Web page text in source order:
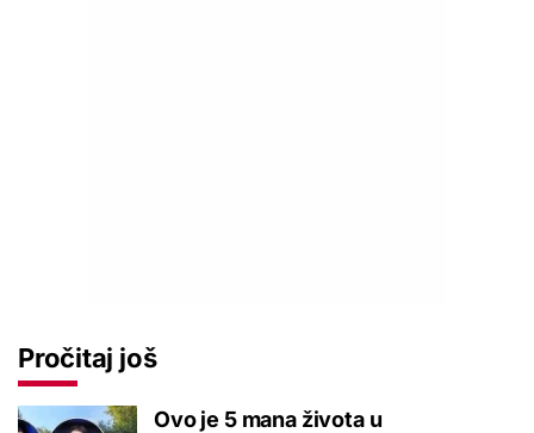
Pročitaj još
Ovo je 5 mana života u